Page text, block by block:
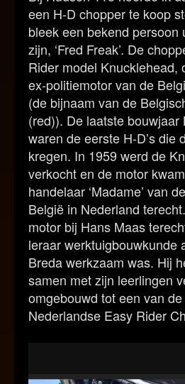
een H-D chopper te koop
bleek een bekend persoon
zijn, ‘Fred Freak’. De
Rider model Knucklehead,
ex-politiemotor van de
(de bijnaam van de
(red)). De laatste bouwjaar
waren de eerste H-D’s die
kregen. In 1959 werd de
verkocht en de motor
handelaar ‘Madame’ van
België in Nederland
motor bij Hans Maas
leraar werktuigbouwkunde
Breda werkzaam was. Hij
samen met zijn leerlingen
omgebouwd tot een van
Nederlandse Easy Rider